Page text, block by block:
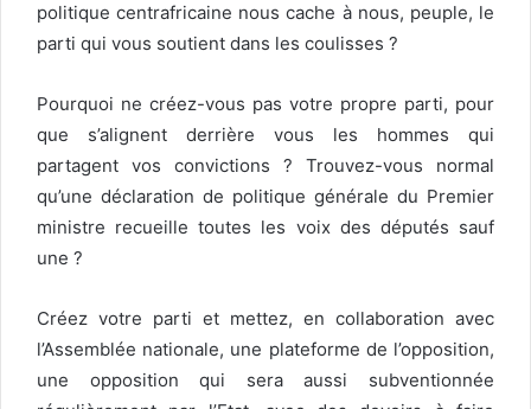
politique centrafricaine nous cache à nous, peuple, le
parti qui vous soutient dans les coulisses ?
Pourquoi ne créez-vous pas votre propre parti, pour
que s’alignent derrière vous les hommes qui
partagent vos convictions ? Trouvez-vous normal
qu’une déclaration de politique générale du Premier
ministre recueille toutes les voix des députés sauf
une ?
Créez votre parti et mettez, en collaboration avec
l’Assemblée nationale, une plateforme de l’opposition,
une opposition qui sera aussi subventionnée